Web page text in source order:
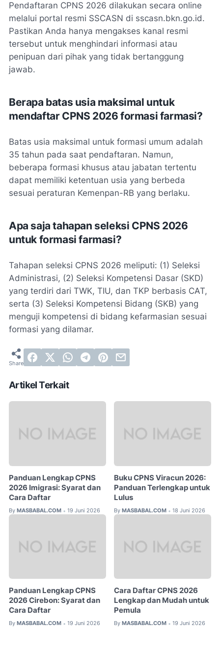
Pendaftaran CPNS 2026 dilakukan secara online
melalui portal resmi SSCASN di sscasn.bkn.go.id.
Pastikan Anda hanya mengakses kanal resmi
tersebut untuk menghindari informasi atau
penipuan dari pihak yang tidak bertanggung
jawab.
Berapa batas usia maksimal untuk
mendaftar CPNS 2026 formasi farmasi?
Batas usia maksimal untuk formasi umum adalah
35 tahun pada saat pendaftaran. Namun,
beberapa formasi khusus atau jabatan tertentu
dapat memiliki ketentuan usia yang berbeda
sesuai peraturan Kemenpan-RB yang berlaku.
Apa saja tahapan seleksi CPNS 2026
untuk formasi farmasi?
Tahapan seleksi CPNS 2026 meliputi: (1) Seleksi
Administrasi, (2) Seleksi Kompetensi Dasar (SKD)
yang terdiri dari TWK, TIU, dan TKP berbasis CAT,
serta (3) Seleksi Kompetensi Bidang (SKB) yang
menguji kompetensi di bidang kefarmasian sesuai
formasi yang dilamar.
Artikel Terkait
Panduan Lengkap CPNS
2026 Imigrasi: Syarat dan
Cara Daftar
By MASBABAL.COM • 19 Juni 2026
Buku CPNS Viracun 2026:
Panduan Terlengkap untuk
Lulus
By MASBABAL.COM • 18 Juni 2026
Panduan Lengkap CPNS
2026 Cirebon: Syarat dan
Cara Daftar
By MASBABAL.COM • 19 Juni 2026
Cara Daftar CPNS 2026
Lengkap dan Mudah untuk
Pemula
By MASBABAL.COM • 19 Juni 2026